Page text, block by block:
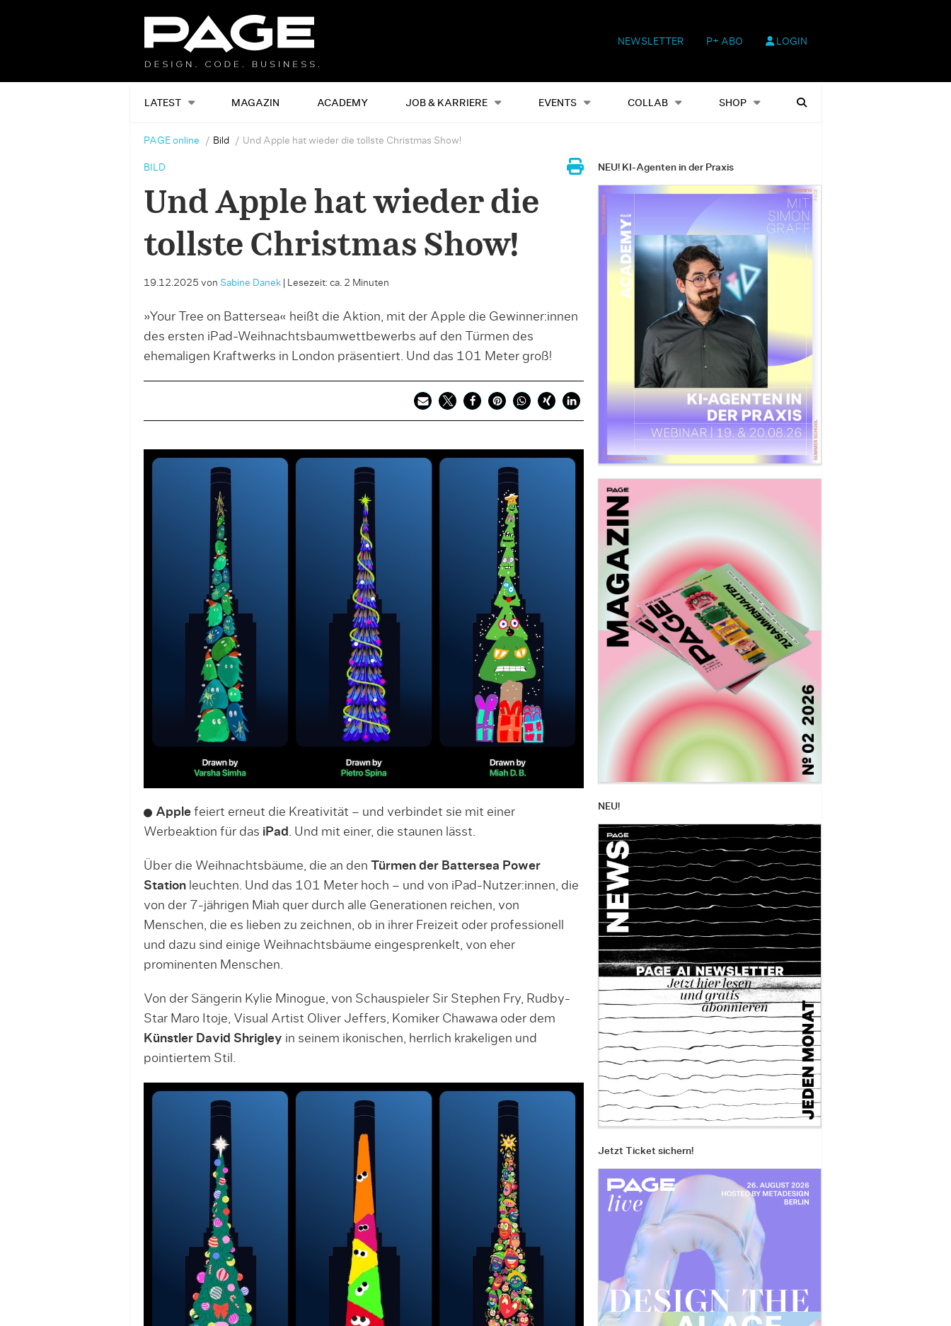
NEWSLETTER P+ ABO LOGIN
LATEST MAGAZIN ACADEMY JOB & KARRIERE EVENTS COLLAB SHOP
Alles Events Shop Heftausgaben Suchen
PAGE online Bild Und Apple hat wieder die tollste Christmas Show!
BILD
Und Apple hat wieder die
tollste Christmas Show!
19.12.2025 von Sabine Danek| Lesezeit: ca. 2 Minuten
»Your Tree on Battersea« heißt die Aktion, mit der Apple die Gewinner:innen
des ersten iPad-Weihnachtsbaumwettbewerbs auf den Türmen des
ehemaligen Kraftwerks in London präsentiert. Und das 101 Meter groß!
Applefeiert erneut die Kreativität – und verbindet sie mit einer
Werbeaktion für das iPad . Und mit einer, die staunen lässt.
Über die Weihnachtsbäume, die an den Türmen der Battersea Power
Stationleuchten. Und das 101 Meter hoch – und von iPad-Nutzer:innen, die
von der 7-jährigen Miah quer durch alle Generationen reichen, von
Menschen, die es lieben zu zeichnen, ob in ihrer Freizeit oder professionell
und dazu sind einige Weihnachtsbäume eingesprenkelt, von eher
prominenten Menschen.
Von der Sängerin Kylie Minogue, von Schauspieler Sir Stephen Fry, Rudby-
Star Maro Itoje, Visual Artist Oliver Jeffers, Komiker Chawawa oder dem
Künstler David Shrigley in seinem ikonischen, herrlich krakeligen und
pointiertem Stil.
NEU! KI-Agenten in der Praxis
NEU!
Jetzt Ticket sichern!